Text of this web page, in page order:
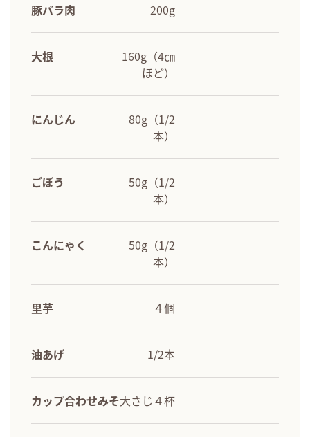
豚バラ肉 200g
大根
160g（4㎝
ほど）
にんじん
80g（1/2
本）
ごぼう
50g（1/2
本）
こんにゃく
50g（1/2
本）
里芋 ４個
油あげ 1/2本
カップ合わせみそ大さじ４杯